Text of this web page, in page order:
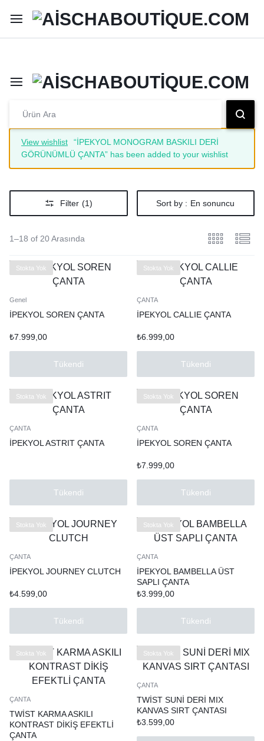
Peşin Fiyatına 3 Taksit İmkanı Şimdi Alışveriş Yap
View wishlist
“İPEKYOL MONOGRAM BASKILI DERİ
GÖRÜNÜMLÜ ÇANTA” has been added to your wishlist
Filter (1) Sort by : En sonuncu
1–18 of 20 Arasında
Stokta Yok
Genel
İPEKYOL SOREN ÇANTA
₺7.999,00
Tükendi
Stokta Yok
ÇANTA
İPEKYOL CALLIE ÇANTA
₺6.999,00
Tükendi
Stokta Yok
ÇANTA
İPEKYOL ASTRIT ÇANTA
Tükendi
Stokta Yok
ÇANTA
İPEKYOL SOREN ÇANTA
₺7.999,00
Tükendi
Stokta Yok
ÇANTA
İPEKYOL JOURNEY CLUTCH
₺4.599,00
Tükendi
Stokta Yok
ÇANTA
İPEKYOL BAMBELLA ÜST
SAPLI ÇANTA
₺3.999,00
Tükendi
Stokta Yok
ÇANTA
TWİST KARMA ASKILI
KONTRAST DİKİŞ EFEKTLİ
ÇANTA
Stokta Yok
ÇANTA
TWİST SUNİ DERİ MIX
KANVAS SIRT ÇANTASI
₺3.599,00